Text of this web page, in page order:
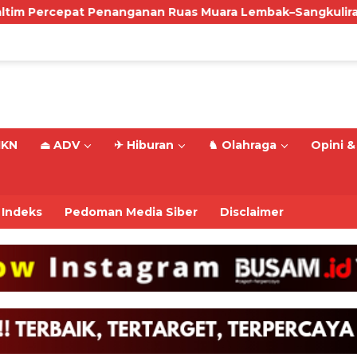
Ruas Muara Lembak–Sangkulirang, Perkuat
⏏ ADV ✈ Hiburan ♞ Olahraga Opini
Indeks Pedoman Media Siber Disclaimer